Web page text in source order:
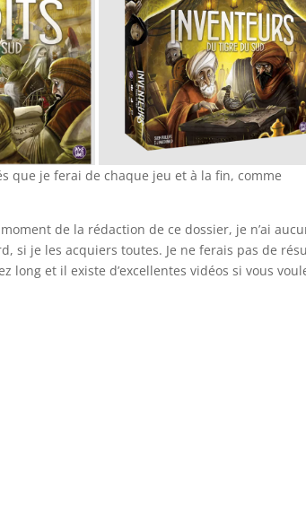
que je ferai de chaque jeu et à la fin, comme
de la rédaction de ce dossier, je n’ai
si je les acquiers toutes. Je ne ferais pas de
long et il existe d’excellentes vidéos si vous